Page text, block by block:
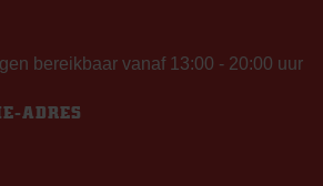
bereikbaar vanaf 13:00 - 20:00 uur
ADRES